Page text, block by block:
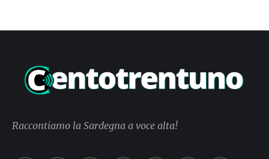
Raccontiamo la Sardegna a voce alta!